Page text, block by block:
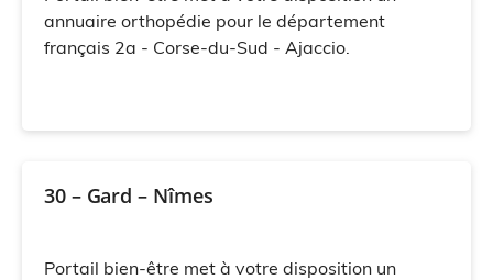
annuaire orthopédie pour le département
français 2a - Corse-du-Sud - Ajaccio.
30 – Gard – Nîmes
Portail bien-être met à votre disposition un